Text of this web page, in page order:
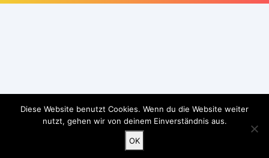
Diese Website benutzt Cookies. Wenn du die Website weiter
nutzt, gehen wir von deinem Einverständnis aus.
OK